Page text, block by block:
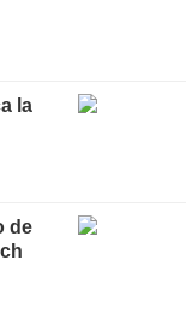
la
de